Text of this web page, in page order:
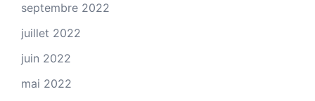
septembre 2022
juillet 2022
juin 2022
mai 2022